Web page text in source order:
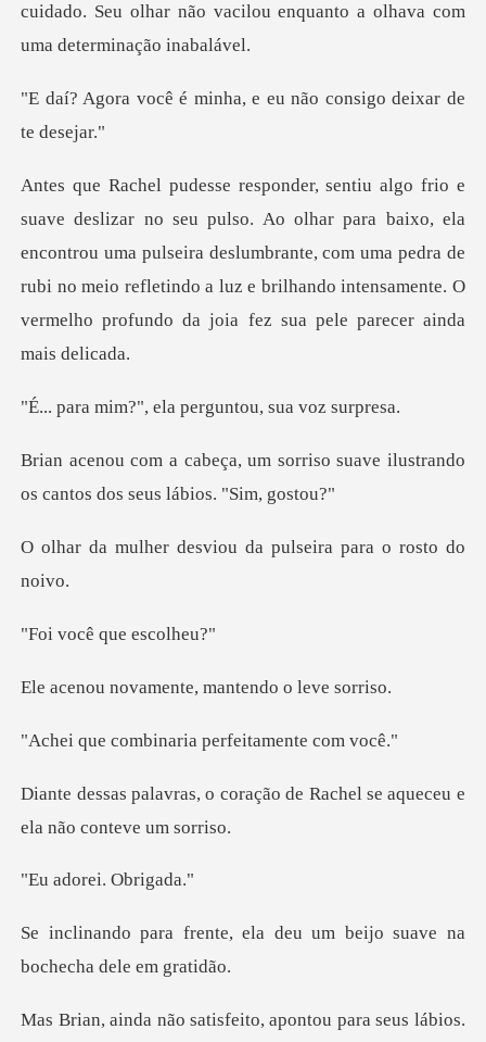
cuidado. Seu olhar não vacilou enquan
inha, e eu não consigo
a baixo, ela
encontrou uma pulseira deslumbrante, com uma pedra de
rubi no meio refletindo a luz
ela perguntou, s
rriso suave ilustrando
os cantos
sviou da pulseira pa
ê que es
mente, mantendo
inaria perfeita
ração de Rachel se aqueceu e
rei. Ob
ela deu um beijo suave na
ábios.